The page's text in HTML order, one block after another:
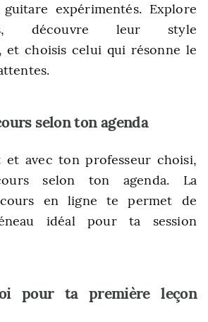
expérimentés. Explore
découvre leur style
et choisis celui qui résonne le
selon ton agenda
avec ton professeur choisi,
selon ton agenda. La
en ligne te permet de
idéal pour ta session
pour ta première leçon